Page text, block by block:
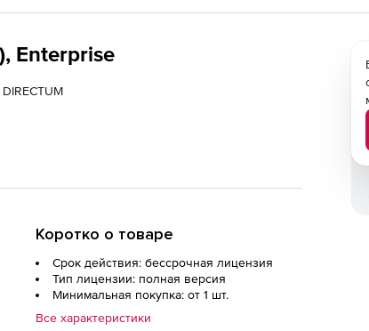
Enterprise
Коротко о товаре
Срок действия: бессрочная лицензия
Тип лицензии: полная версия
Минимальная покупка: от 1 шт.
Все характеристики